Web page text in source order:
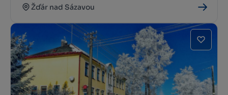
Žďár nad Sázavou